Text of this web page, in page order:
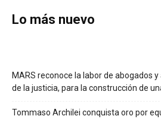
Lo más nuevo
MARS reconoce la labor de abogados
de la justicia, para la construcción de
Tommaso Archilei conquista oro por